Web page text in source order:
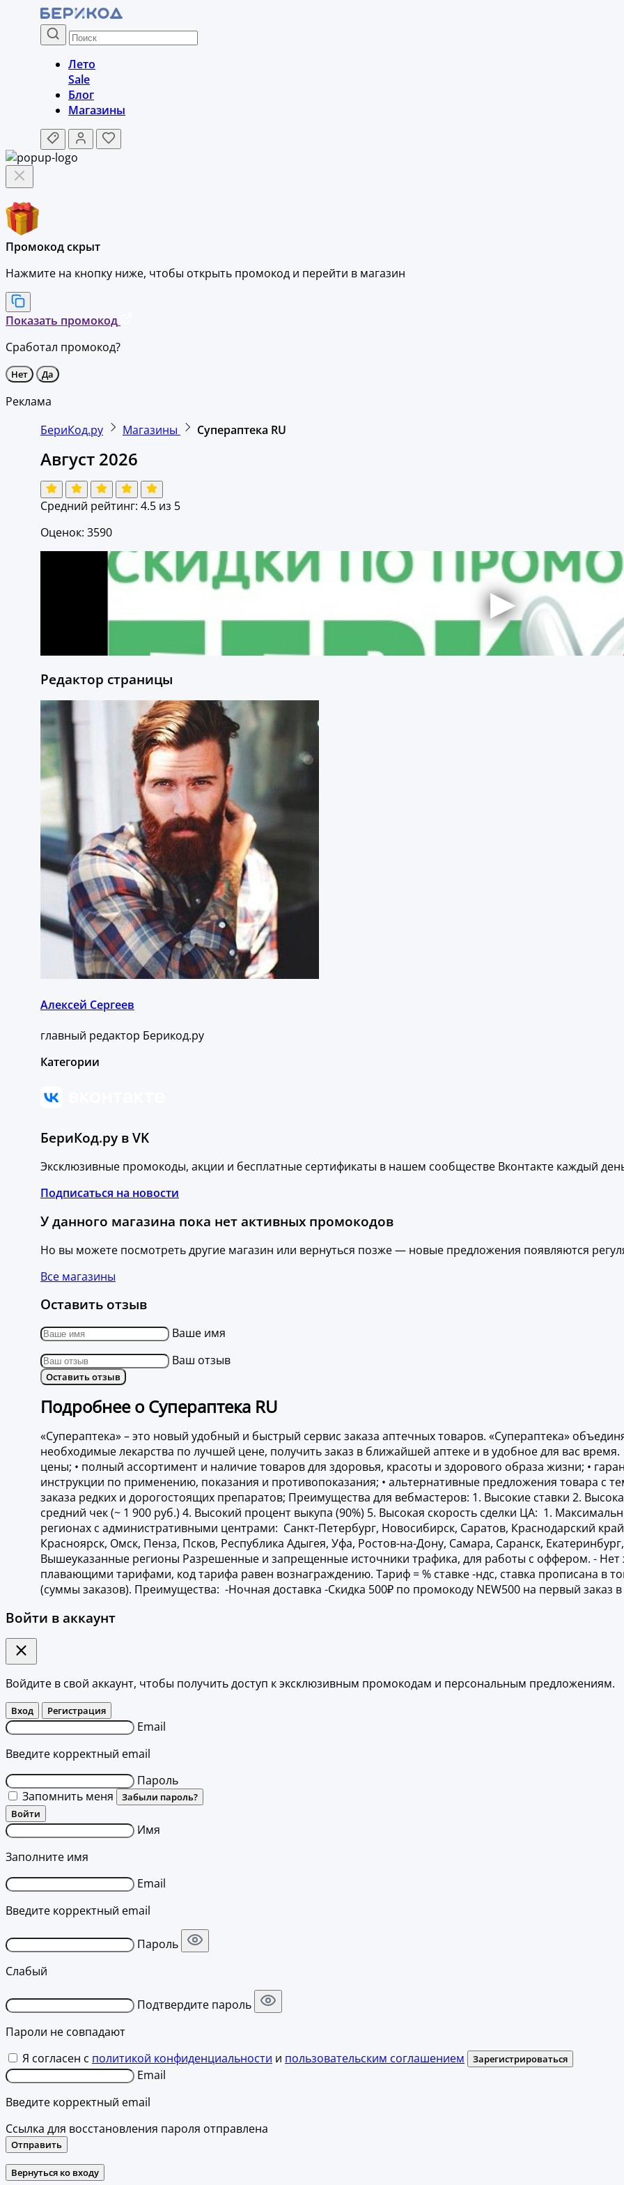
Лето
Sale
Блог
Магазины
Промокод скрыт
Нажмите на кнопку ниже, чтобы открыть промокод и перейти в магазин
Показать промокод
Сработал промокод?
Нет Да
Реклама
БериКод.ру
Магазины Супераптека RU
Август 2026
Средний рейтинг: 4.5 из 5
Оценок: 3590
Редактор страницы
Алексей Сергеев
главный редактор Берикод.ру
Категории
БериКод.ру в VK
Эксклюзивные промокоды, акции и бесплатные сертификаты в нашем сообществе Вконтакте каждый
Подписаться на новости
У данного магазина пока нет активных промокодов
Но вы можете посмотреть другие магазин или вернуться позже — новые предложения появляются
Все магазины
Оставить отзыв
Ваше имя
Ваш отзыв
Оставить отзыв
Подробнее о Супераптека RU
«Супераптека» – это новый удобный и быстрый сервис заказа аптечных товаров. «Супераптека»
необходимые лекарства по лучшей цене, получить заказ в ближайшей аптеке и в удобное для вас
цены; • полный ассортимент и наличие товаров для здоровья, красоты и здорового образа жизни; •
инструкции по применению, показания и противопоказания; • альтернативные предложения товара с
заказа редких и дорогостоящих препаратов; Преимущества для вебмастеров: 1. Высокие ставки 2.
средний чек (~ 1 900 руб.) 4. Высокий процент выкупа (90%) 5. Высокая скорость сделки ЦА: 1.
регионах с административными центрами: Санкт-Петербург, Новосибирск, Саратов, Краснодарский
Красноярск, Омск, Пенза, Псков, Республика Адыгея, Уфа, Ростов-на-Дону, Самара, Саранск,
Вышеуказанные регионы Разрешенные и запрещенные источники трафика, для работы с оффером. -
плавающими тарифами, код тарифа равен вознаграждению. Тариф = % cтавке -ндс, ставка прописана в
(суммы заказов). Преимущества: -Ночная доставка -Скидка 500₽ по промокоду NEW500 на первый заказ
Войти в аккаунт
Войдите в свой аккаунт, чтобы получить доступ к эксклюзивным промокодам и персональным предложениям.
Вход Регистрация
Email
Введите корректный email
Пароль
Запомнить меня
Забыли пароль?
Войти
Имя
Заполните имя
Email
Введите корректный email
Пароль
Слабый
Подтвердите пароль
Пароли не совпадают
Я согласен с политикой конфиденциальности и пользовательским соглашением Зарегистрироваться
Email
Введите корректный email
Ссылка для восстановления пароля отправлена
Отправить
Вернуться ко входу